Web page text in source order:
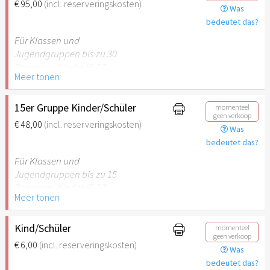
empfehlenswert.
€ 95,00 (incl. reserveringskosten)
Was
bedeutet das?
Für Klassen und
Jugendgruppen bis zu 30
Jahre) oder Schüler mit
Schülerausweis inklusive
erwachsene Begleitperson.
Hinweis: Für Kinder unter 6
Stuttgart nicht
empfehlenswert.
Meer tonen
15er Gruppe Kinder/Schüler
€ 48,00 (incl. reserveringskosten)
momenteel
geen verkoop
Was
bedeutet das?
Für Klassen und
Jugendgruppen bis zu 15
Jahre) oder Schüler mit
Schülerausweis inklusive
erwachsene Begleitperson.
Hinweis: Für Kinder unter 6
Meer tonen
Kind/Schüler
€ 6,00 (incl. reserveringskosten)
momenteel
geen verkoop
Was
bedeutet das?